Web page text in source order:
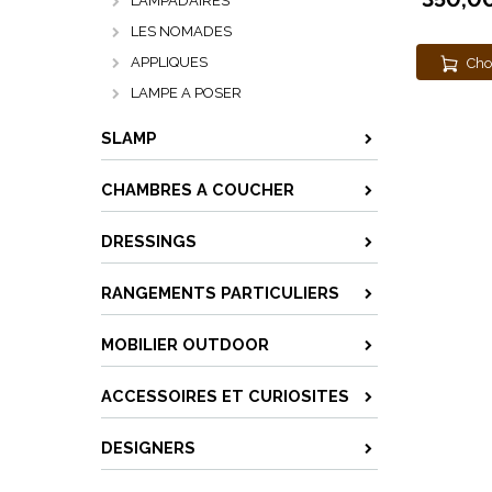
LES NOMADES
APPLIQUES
LAMPE A POSER
SLAMP
CHAMBRES A COUCHER
DRESSINGS
RANGEMENTS PARTICULIERS
MOBILIER OUTDOOR
ACCESSOIRES ET CURIOSITES
DESIGNERS